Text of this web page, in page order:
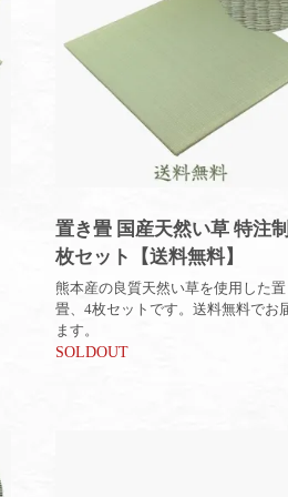
置き畳 国産天然い草 特注
枚セット【送料無料】
熊本産の良質天然い草を使用した
畳、4枚セットです。送料無料でお
ます。
SOLDOUT